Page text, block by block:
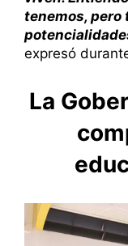
tenemos, pero
expresó
La